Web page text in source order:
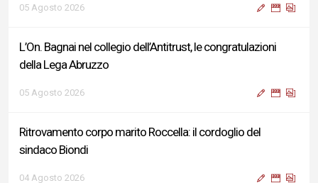
05 Agosto 2026
L’On. Bagnai nel collegio dell’Antitrust, le congratulazioni
della Lega Abruzzo
05 Agosto 2026
Ritrovamento corpo marito Roccella: il cordoglio del
sindaco Biondi
04 Agosto 2026